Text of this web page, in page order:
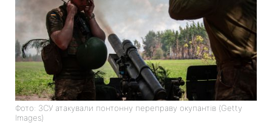
Фото: ЗСУ атакували понтонну переправу окупантів (Getty
Images)